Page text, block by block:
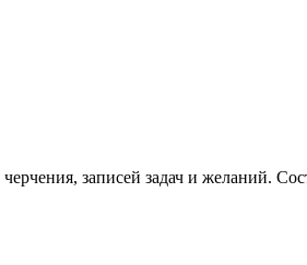
записей задач и желаний.